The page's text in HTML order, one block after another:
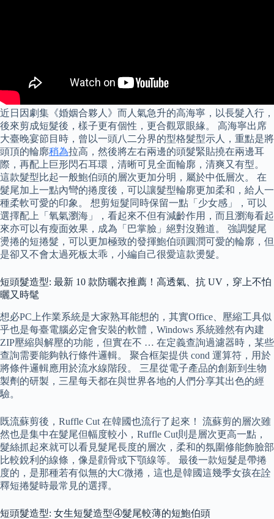
近日因劇集《婚姻合夥人》而人氣急升的高海寧，以長髮入行，
後來剪成短髮後，樣子更有個性，更合觀眾眼緣。 高海寧出席
大臺晚宴節目時，曾以一頭八二分界的型格髮型示人，重點是將
頭頂的輪廓稍為拉高，然後將左右兩邊的頭髮緊貼撓在兩邊耳
際，再配上巨形閃石耳環，清晰可見全面輪廓，清爽又有型。
這款髮型比起一般鮑伯頭的層次更加分明，屬於中低層次。 在
髮尾加上一點內彎的捲度後，可以讓髮型輪廓更加柔和，給人一
種柔軟可愛的印象。 想剪短髮同時保留一點「少女感」，可以
選擇配上「氧氣瀏海」，看起來不但有減齡作用，而且瀏海看起
來亦可以有瘦面效果，成為「巴掌臉」絕對沒難道。 強調髮尾
燙捲的短捲髮，可以更加極致的發揮鮑伯頭圓潤可愛的輪廓，但
是卻又不會太過死板太乖，小編自己很愛這款燙髮。
短頭髮造型: 最新 10 款防曬衣推薦！高透氣、抗 UV，穿上不怕
曬又時髦
想必PC上作業系統是大家熟耳能想的，其實Office、壓縮工具似
乎也是每臺電腦必定會安裝的軟體，Windows 系統雖然有內建
ZIP壓縮與解壓的功能，但實在不 … 在定義查詢過濾器時，某些
查詢需要能夠執行條件邏輯。 聚合框架提供 cond 運算符，用於
將條件邏輯應用於流水線階段。 三星從電子產品的創新到生物
製劑的研製，三星每天都在與世界各地的人們分享其出色的經
驗。
既流蘇剪後，Ruffle Cut 在韓國也流行了起來！ 流蘇剪的層次雖
然也是集中在髮尾但幅度較小，Ruffle Cut則是層次更高一點，
髮絲抓起來就可以看見髮尾長度的層次，柔和的氛圍修能飾臉部
比較銳利的線條，像是顴骨或下顎線等。 最後一款短髮是帶捲
度的，是那種若有似無的大C微捲，這也是韓國這幾季女孩在詮
釋短捲髮時最常見的選擇。
短頭髮造型: 女生短髮造型④髮尾較薄的短鮑伯頭